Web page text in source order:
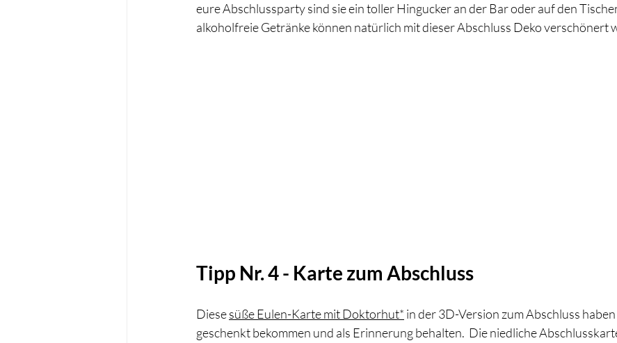
eure Abschlussparty sind sie ein toller Hingucker an der Bar oder auf den
alkoholfreie Getränke können natürlich mit dieser Abschluss Deko verschönert
Tipp Nr. 4 - Karte zum Abschluss
Diesesüße Eulen-Karte mit Doktorhut* in der 3D-Version zum Abschluss
geschenkt bekommen und als Erinnerung behalten.  Die niedliche